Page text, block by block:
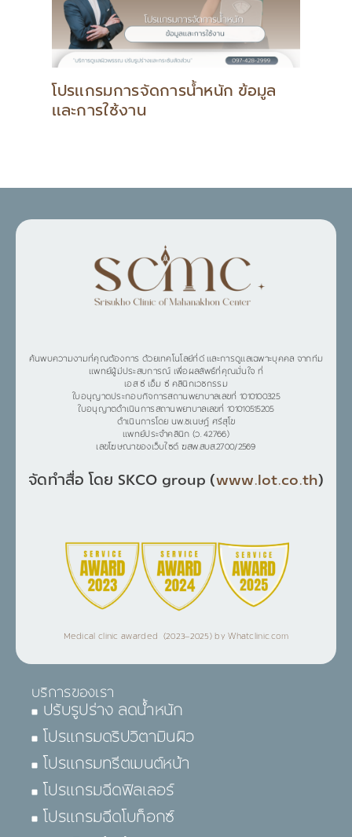
โปรแกรมการจัดการน้ำหนัก ข้อมูล
และการใช้งาน
บริการของเรา
ปรับรูปร่าง ลดน้ำหนัก
โปรแกรมดริปวิตามินผิว
โปรแกรมทรีตเมนต์หน้า
โปรแกรมฉีดฟิลเลอร์
โปรแกรมฉีดโบท็อกซ์
ค้นพบความงามที่คุณต้องการ ด้วยเทคโนโลยีที่ดี และการดูแลเฉพาะบุคคล จากทีม
แพทย์ผู้มีประสบการณ์ เพื่อผลลัพธ์ที่คุณมั่นใจ ที่
เอส ซี เอ็ม ซี คลินิกเวชกรรม
ใบอนุญาตประกอบกิจการสถานพยาบาลเลขที่ 1010100325
ใบอนุญาตดำเนินการสถานพยาบาลเลขที่ 101010515205
ดำเนินการโดย นพ.ชเนษฎ์ ศรีสุโข
แพทย์ประจำคลินิก (ว. 42766)
เลขโฆษณาของเว็บไซต์ ฆสพ.สบส.2700/2569
จัดทำสื่อ โดย SKCO group (www.lot.co.th)
Medical clinic awarded (2023–2025) by Whatclinic.com